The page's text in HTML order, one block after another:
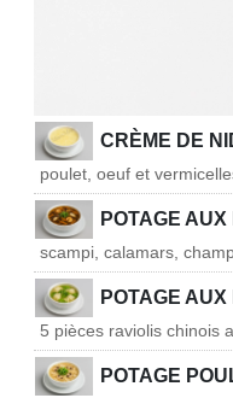
CRÈME DE
poulet, oeuf et
POTAGE
scampi, calamars,
POTAGE
5 pièces raviolis chinois
POTAGE